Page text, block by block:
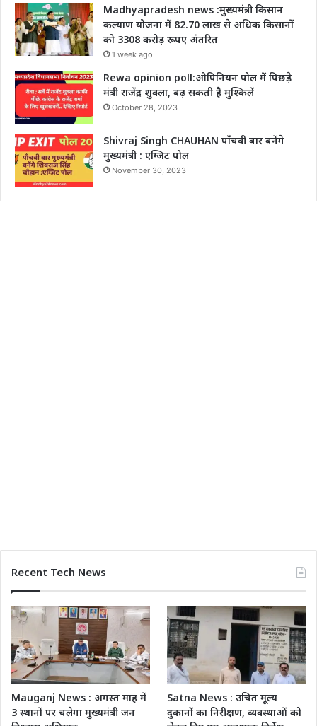
Madhyapradesh news :मुख्यमंत्री किसान
कल्याण योजना में 82.70 लाख से अधिक किसानों
को 3308 करोड़ रूपए अंतरित
1 week ago
Rewa opinion poll:ओपिनियन पोल में पिछड़े
मंत्री राजेंद्र शुक्ला, बढ़ सकती है मुश्किलें
October 28, 2023
Shivraj Singh CHAUHAN पाँचवी बार बनेंगे
मुख्यमंत्री : एग्जिट पोल
November 30, 2023
Recent Tech News
Mauganj News : अगस्त माह में
3 स्थानों पर चलेगा मुख्यमंत्री जन
Satna News : उचित मूल्य
दुकानों का निरीक्षण, व्यवस्थाओं को